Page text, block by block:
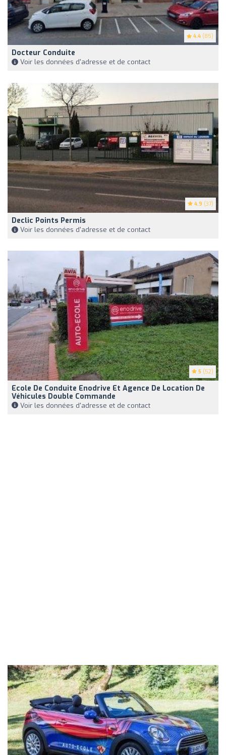
4.4 (85)
Docteur Conduite
Voir les données d'adresse et de contact
4.9 (37)
Declic Points Permis
Voir les données d'adresse et de contact
5 (52)
Ecole De Conduite Enodrive Et Agence De Location De
Véhicules Double Commande
Voir les données d'adresse et de contact